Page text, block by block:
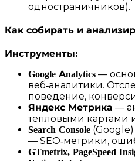
одностраничников).
Как собирать и
Инструменты:
Google Analytics —
веб‑аналитики.
поведение,
Яндекс Метрика —
тепловыми картами
Search Console
— SEO‑метрики,
GTmetrix, PageSpeed